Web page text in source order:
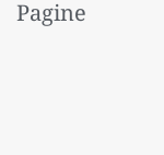
Pagine